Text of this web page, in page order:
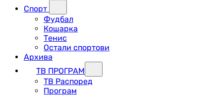
Спорт
Фудбал
Кошарка
Тенис
Остали спортови
Архива
ТВ ПРОГРАМ
ТВ Распоред
Програм